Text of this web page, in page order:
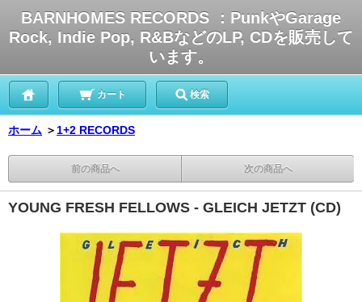
BARNHOMES RECORDS ：PunkやGarage
Rock, Indie Pop, R&BなどのLP, CDを販売して
います。
カート 検索
ホーム ＞ 1+2 RECORDS
前の商品へ 次の商品へ
YOUNG FRESH FELLOWS - GLEICH JETZT (CD)